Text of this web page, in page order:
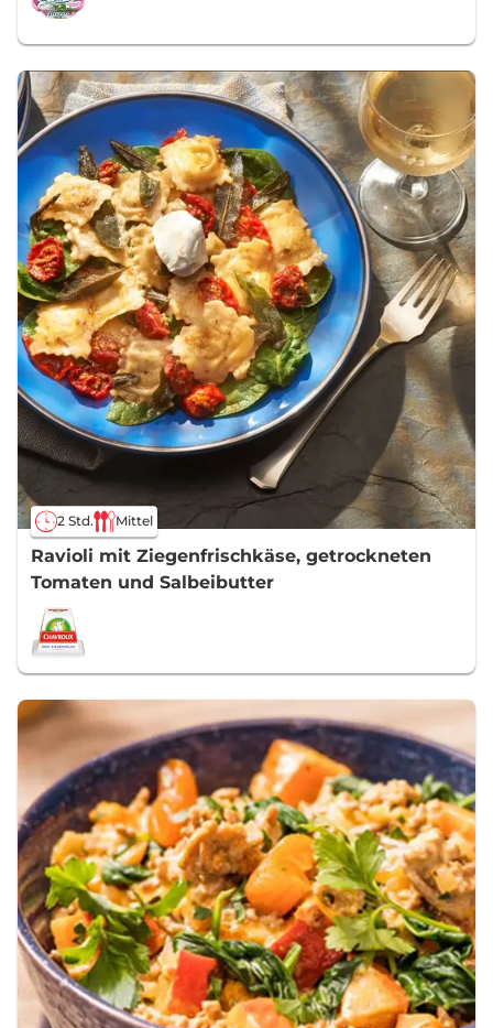
2 Std. Mittel
Ravioli mit Ziegenfrischkäse, getrockneten
Tomaten und Salbeibutter